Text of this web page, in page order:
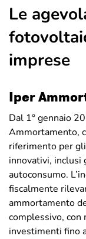
Le
imprese
Iper
Dal 1° gennaio
Ammortamento,
riferimento per
innovativi,
autoconsumo.
fiscalmente
ammortamento
complessivo, con
investimenti fino